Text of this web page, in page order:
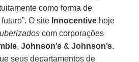
como forma de
O site Innocentive hoje
uberizados com corporações
,Johnson’s &Johnson’s.
seus departamentos de